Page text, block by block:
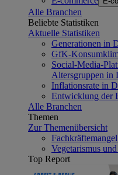
Alle Branchen
Beliebte Statistiken
Aktuelle Statistiken
Generationen in
GfK-
Social-Media-
Altersgruppen in
Inflationsrate in
Entwicklung der
Alle Branchen
Themen
Zur Themenübersicht
Vegetarismus
Top Report